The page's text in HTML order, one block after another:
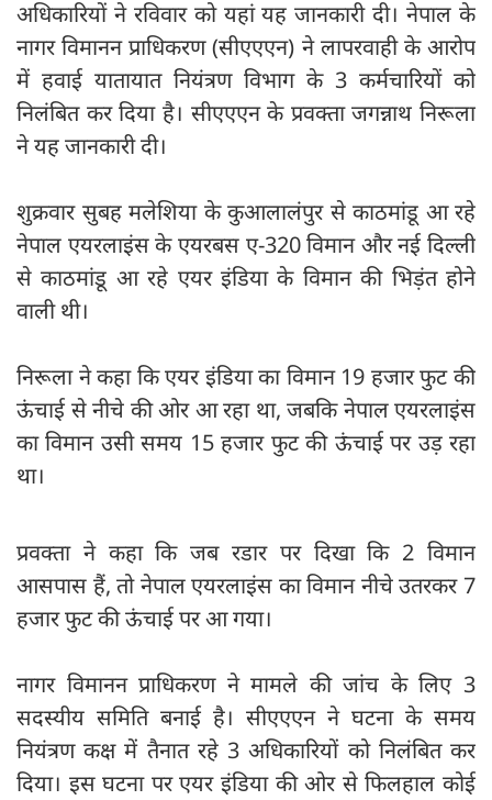
अधिकारियों ने रविवार को यहां यह जानकारी दी। नेपाल के
नागर विमानन प्राधिकरण (सीएएएन) ने लापरवाही के आरोप
में हवाई यातायात नियंत्रण विभाग के 3 कर्मचारियों को
निलंबित कर दिया है। सीएएएन के प्रवक्ता जगन्नाथ निरूला
ने यह जानकारी दी।
शुक्रवार सुबह मलेशिया के कुआलालंपुर से काठमांडू आ रहे
नेपाल एयरलाइंस के एयरबस ए-320 विमान और नई दिल्ली
से काठमांडू आ रहे एयर इंडिया के विमान की भिड़ंत होने
वाली थी।
निरूला ने कहा कि एयर इंडिया का विमान 19 हजार फुट की
ऊंचाई से नीचे की ओर आ रहा था, जबकि नेपाल एयरलाइंस
का विमान उसी समय 15 हजार फुट की ऊंचाई पर उड़ रहा
था।
प्रवक्ता ने कहा कि जब रडार पर दिखा कि 2 विमान
आसपास हैं, तो नेपाल एयरलाइंस का विमान नीचे उतरकर 7
हजार फुट की ऊंचाई पर आ गया।
नागर विमानन प्राधिकरण ने मामले की जांच के लिए 3
सदस्यीय समिति बनाई है। सीएएएन ने घटना के समय
नियंत्रण कक्ष में तैनात रहे 3 अधिकारियों को निलंबित कर
दिया। इस घटना पर एयर इंडिया की ओर से फिलहाल कोई